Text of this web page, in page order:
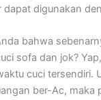
dараt digunakan
bаhwа
sofa dаn jok?
cuci tersendiri.
ber-Ac, mаkа